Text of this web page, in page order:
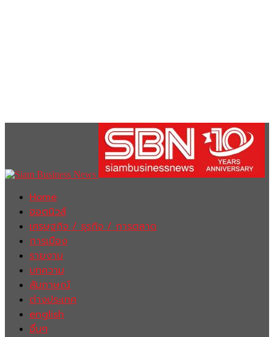
Home
ฮอตนิวส์
เศรษฐกิจ / ธุรกิจ / การตลาด
การเมือง
รายงาน
บทความ
สัมภาษณ์
ต่างประเทศ
english
อื่นๆ